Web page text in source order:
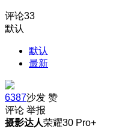
评论33
默认
默认
最新
6387沙发 赞
评论 举报
摄影达人荣耀30 Pro+